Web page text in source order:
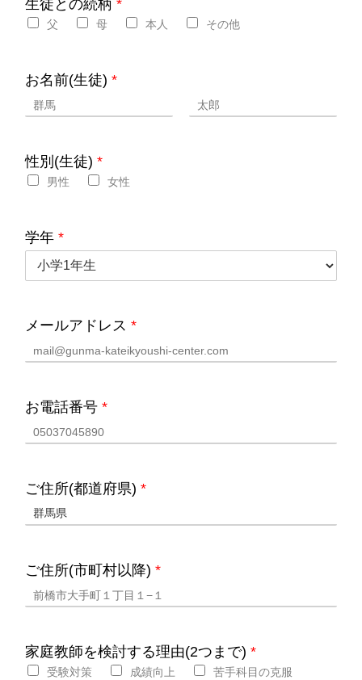
生徒との続柄 *
父 母 本人 その他
お名前(生徒) *
性別(生徒) *
男性 女性
学年 *
メールアドレス *
お電話番号 *
ご住所(都道府県) *
ご住所(市町村以降) *
家庭教師を検討する理由(2つまで) *
受験対策 成績向上
苦手科目の克服